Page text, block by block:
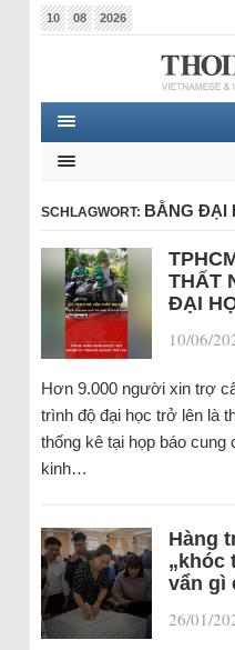
10 08 2026
SCHLAGWORT: BẰNG ĐẠI
THẤT
ĐẠI
10/06/
Hơn 9.000 người xin trợ
trình độ đại học trở lên là
thống kê tại họp báo cung
kinh…
Hàng
„khóc
vẩn gì
26/01/